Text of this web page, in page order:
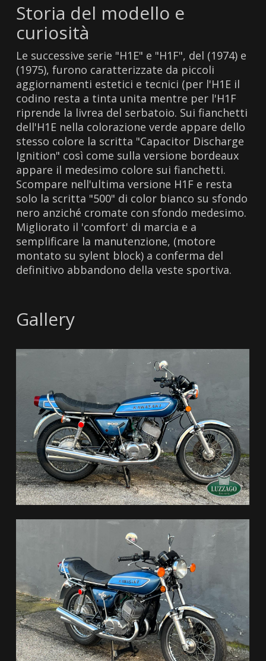
Storia del modello e
curiosità
Le successive serie "H1E" e "H1F", del (1974) e
(1975), furono caratterizzate da piccoli
aggiornamenti estetici e tecnici (per l'H1E il
codino resta a tinta unita mentre per l'H1F
riprende la livrea del serbatoio. Sui fianchetti
dell'H1E nella colorazione verde appare dello
stesso colore la scritta "Capacitor Discharge
Ignition" così come sulla versione bordeaux
appare il medesimo colore sui fianchetti.
Scompare nell'ultima versione H1F e resta
solo la scritta "500" di color bianco su sfondo
nero anziché cromate con sfondo medesimo.
Migliorato il 'comfort' di marcia e a
semplificare la manutenzione, (motore
montato su sylent block) a conferma del
definitivo abbandono della veste sportiva.
Gallery